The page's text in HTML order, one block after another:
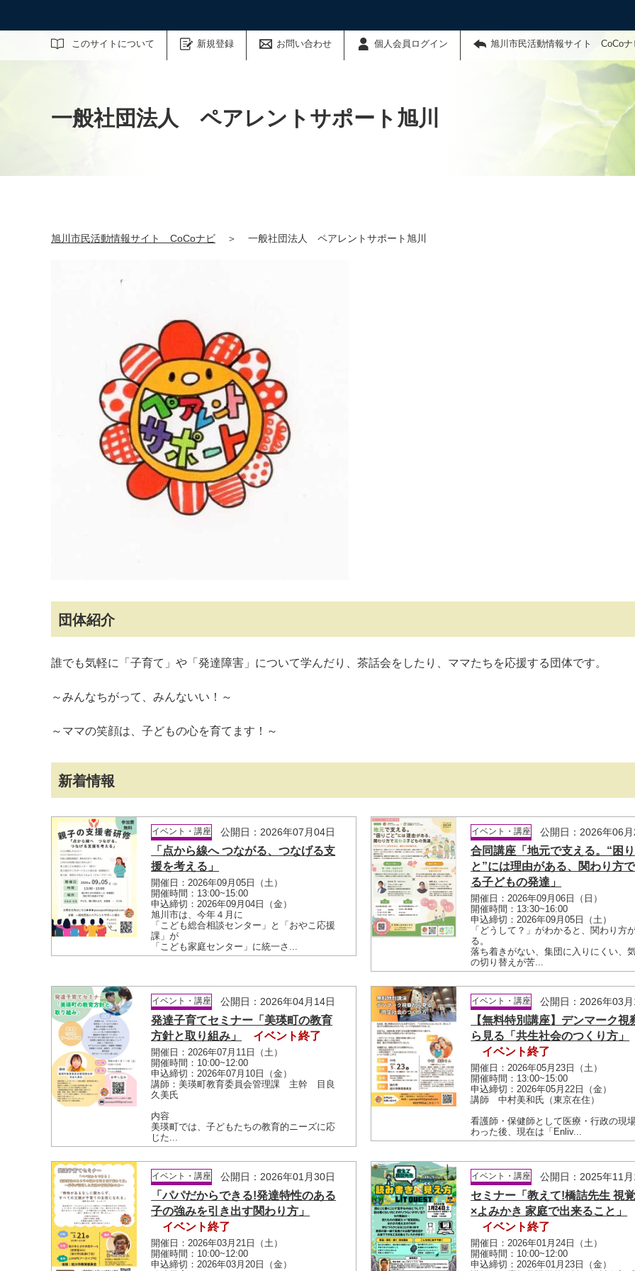
このサイトについて 新規登録 お問い合わせ 個人会員ログイン 旭川市民活動情報サイト CoCoナ
サイト内検索
一般社団法人 ペアレントサポート旭川
旭川市民活動情報サイト CoCoナビ ＞ 一般社団法人 ペアレントサポート旭川
団体紹介
誰でも気軽に「子育て」や「発達障害」について学んだり、茶話会をしたり、ママたちを応援する団体です。
～みんなちがって、みんないい！～
～ママの笑顔は、子どもの心を育てます！～
新着情報
イベント・講座 公開日：2026年07月04日
「点から線へ つながる、つなげる支
援を考える」
開催日：2026年09月05日（土）
開催時間：13:00~15:00
申込締切：2026年09月04日（金）
旭川市は、今年４月に
「こども総合相談センター」と「おやこ応援
課」が
「こども家庭センター」に統一さ...
イベント・講座 公開日：2026年06月
合同講座「地元で支える。“困
と”には理由がある、関わり方
る子どもの発達」
開催日：2026年09月06日（日）
開催時間：13:30~16:00
申込締切：2026年09月05日（土）
「どうして？」がわかると、関わり方
る。
落ち着きがない、集団に入りにくい、
の切り替えが苦...
イベント・講座 公開日：2026年04月14日
発達子育てセミナー「美瑛町の教育
方針と取り組み」
イベント終了
開催日：2026年07月11日（土）
開催時間：10:00~12:00
申込締切：2026年07月10日（金）
講師：美瑛町教育委員会管理課 主幹 目良
久美氏
内容
美瑛町では、子どもたちの教育的ニーズに応
じた...
イベント・講座 公開日：2026年03月
【無料特別講座】デンマーク視
ら見る「共生社会のつくり方」
イベント終了
開催日：2026年05月23日（土）
開催時間：13:00~15:00
申込締切：2026年05月22日（金）
講師 中村美和氏（東京在住）
看護師・保健師として医療・行政の現
わった後、現在は「Enliv...
イベント・講座 公開日：2026年01月30日
「パパだからできる!発達特性のある
子の強みを引き出す関わり方」
イベント終了
開催日：2026年03月21日（土）
開催時間：10:00~12:00
申込締切：2026年03月20日（金）
イベント・講座 公開日：2025年11月
セミナー「教えて!橋詰先生 視
×よみかき 家庭で出来ること」
イベント終了
開催日：2026年01月24日（土）
開催時間：10:00~12:00
申込締切：2026年01月23日（金）